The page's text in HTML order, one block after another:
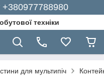
+380977788980
техніки
для мультипіч